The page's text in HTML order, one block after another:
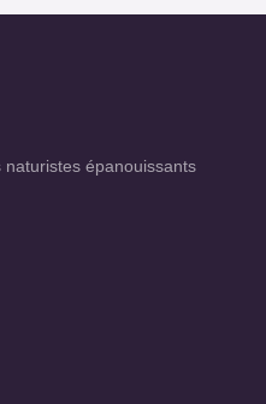
épanouissants